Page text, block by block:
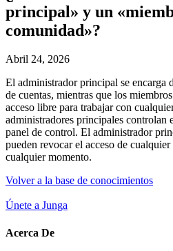
principal» y un
comunidad»?
Abril 24, 2026
El administrador principal se encarga
de cuentas, mientras que los
acceso libre para trabajar con
administradores principales controlan
panel de control. El administrador
pueden revocar el acceso de
cualquier momento.
Volver a la base de conocimientos
Únete a Junga
Acerca De